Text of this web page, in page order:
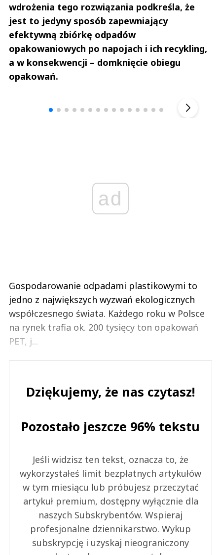
wdrożenia tego rozwiązania podkreśla, że
jest to jedyny sposób zapewniający
efektywną zbiórkę odpadów
opakowaniowych po napojach i ich recykling,
a w konsekwencji – domknięcie obiegu
opakowań.
ad
Gospodarowanie odpadami plastikowymi to
jedno z największych wyzwań ekologicznych
współczesnego świata. Każdego roku w Polsce
na rynek trafia ok. 200 tysięcy ton opakowań
PET, j...
Dziękujemy, że nas czytasz!
Pozostało jeszcze 96% tekstu
Jeśli widzisz ten tekst, oznacza to, że
wykorzystałeś limit bezpłatnych artykułów
w tym miesiącu lub próbujesz przeczytać
artykuł premium, dostępny wyłącznie dla
naszych Subskrybentów. Wspieraj
profesjonalne dziennikarstwo. Wykup
subskrypcję i uzyskaj nieograniczony